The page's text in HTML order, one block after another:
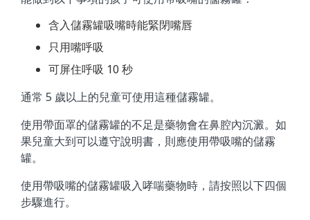
含入儲霧罐吸嘴時能緊閉嘴唇
只用嘴呼吸
可屏住呼吸 10 秒
通常 5 歲以上的兒童可使用這種儲霧罐。
使用帶面罩的儲霧罐的不足是藥物會在鼻腔內沉澱。如
果兒童大到可以遵守說明書，則應使用帶吸嘴的儲霧
罐。
使用帶吸嘴的儲霧罐吸入哮喘藥物時，請按照以下四個
步驟進行。